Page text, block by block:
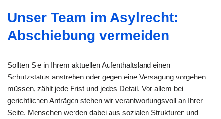
Unser Team im Asylrecht:
Abschiebung vermeiden
Sollten Sie in Ihrem aktuellen Aufenthaltsland einen
Schutzstatus anstreben oder gegen eine Versagung vorgehen
müssen, zählt jede Frist und jedes Detail. Vor allem bei
gerichtlichen Anträgen stehen wir verantwortungsvoll an Ihrer
Seite. Menschen werden dabei aus sozialen Strukturen und